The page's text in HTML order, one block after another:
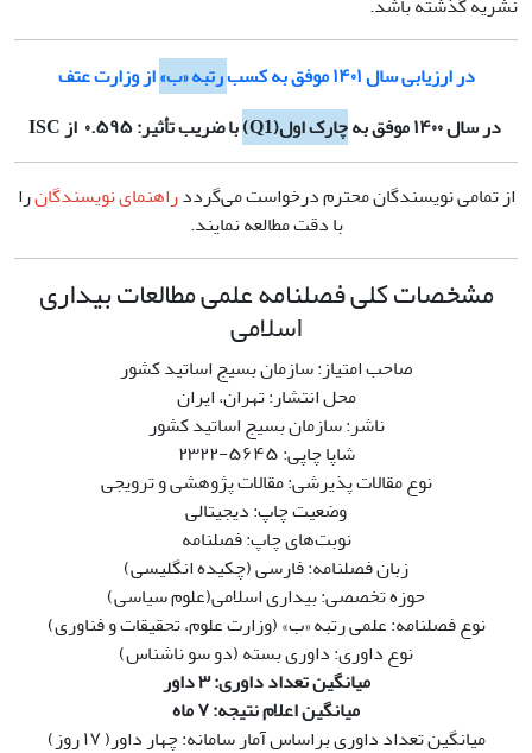
در ارزیابی سال ۱۴۰۱ موفق به کسب
رتبه «ب»از وزارت عتف
در سال ۱۴۰۰ موفق به
چارک اول(Q1) با ضریب تأثیر: ۰ .۵۹۵ از
ISC
از تمامی نویسندگان محترم درخواست می‌گرددراهنمای نویسندگانرا
با دقت مطالعه نمایند.
مشخصات کلی فصلنامه علمی مطالعات بیداری
اسلامی
صاحب امتیاز: سازمان بسیج اساتید کشور
محل انتشار: تهران، ایران
ناشر: سازمان بسیج اساتید کشور
شاپا چاپی: ۵۶۴۵-۲۳۲۲
نوع مقالات پذیرشی: مقالات پژوهشی و ترویجی
وضعیت چاپ: دیجیتالی
نوبت‌های چاپ: فصلنامه
زبان فصلنامه: فارسی (چکیده انگلیسی)
حوزه تخصصی: بیداری اسلامی(علوم سیاسی)
نوع فصلنامه: علمی رتبه «ب» (وزارت علوم، تحقیقات و فناوری)
نوع داوری: داوری بسته (دو سو ناشناس)
میانگین تعداد داوری: ۳ داور
میانگین اعلام نتیجه: ۷ ماه
میانگین تعداد داوری براساس آمار سامانه: چهار داور( ۱۷ روز)